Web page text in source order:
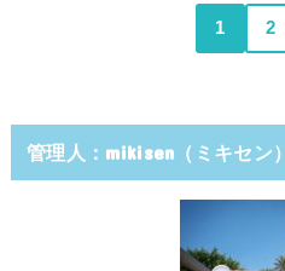
1 2
管理人：mikisen（ミキセン）